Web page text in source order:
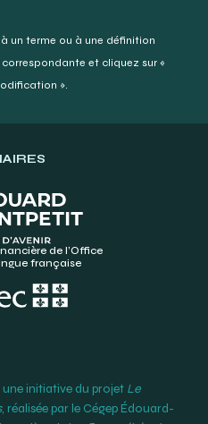
un terme ou à une définition
et cliquez sur «
».
de l’Office
française
initiative du projet Le
, réalisée par le Cégep Édouard-